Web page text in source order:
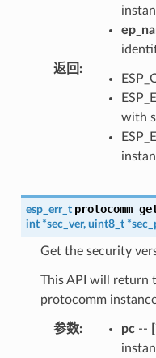
返回 :
with
esp_err_t
int *sec_ver, uint8_t *
Get the security
This API will return
protocomm
参数: pc--